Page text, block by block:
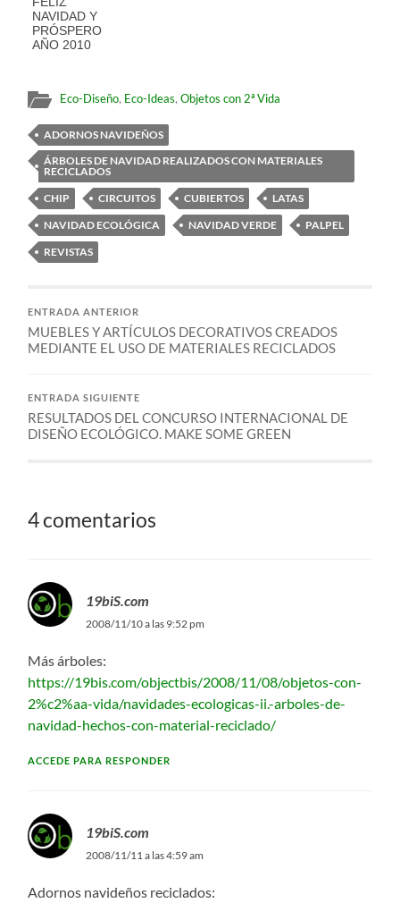
NAVIDAD Y
PRÓSPERO
AÑO 2010
Eco-Diseño, Eco-Ideas,Objetos con 2ª Vida
ADORNOS NAVIDEÑOS
ÁRBOLES DE NAVIDAD REALIZADOS CON MATERIALES
RECICLADOS
CHIP
CIRCUITOS CUBIERTOS
LATAS
NAVIDAD ECOLÓGICA
NAVIDAD VERDE
PALPEL
REVISTAS
ENTRADA ANTERIOR
MUEBLES Y ARTÍCULOS DECORATIVOS CREADOS
MEDIANTE EL USO DE MATERIALES RECICLADOS
ENTRADA SIGUIENTE
RESULTADOS DEL CONCURSO INTERNACIONAL DE
DISEÑO ECOLÓGICO. MAKE SOME GREEN
4 comentarios
19biS.com
2008/11/10 a las 9:52 pm
Más árboles:
https://19bis.com/objectbis/2008/11/08/objetos-con-
2%c2%aa-vida/navidades-ecologicas-ii.-arboles-de-
navidad-hechos-con-material-reciclado/
ACCEDE PARA RESPONDER
19biS.com
2008/11/11 a las 4:59 am
Adornos navideños reciclados: